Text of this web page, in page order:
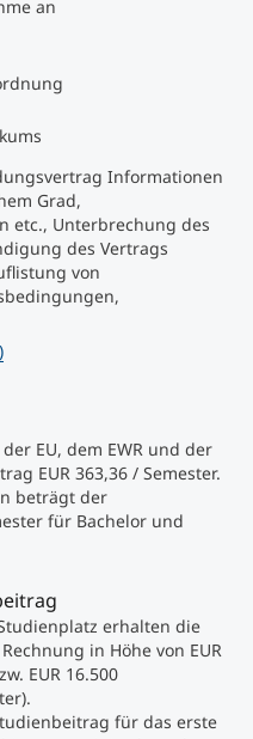
an
Informationen
Grad,
etc., Unterbrechung des
des Vertrags
von
EU, dem EWR und der
EUR 363,36 / Semester.
beträgt der
für Bachelor und
erhalten die
in Höhe von EUR
EUR 16.500
für das erste